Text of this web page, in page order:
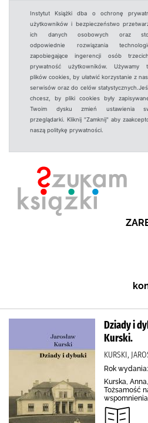
Instytut Książki dba o ochronę
użytkowników i bezpieczeństwo
ich danych osobowych oraz
odpowiednie rozwiązania
zapobiegające ingerencji osób
prywatność użytkowników. Używamy
plików cookies, by ułatwić korzystanie z
serwisów oraz do celów
chcesz, by pliki cookies były
Twoim dysku zmień ustawienia
przeglądarki. Kliknij "Zamknij" aby
naszą politykę prywatności.
Dziady i
Kurski.
KURSKI,
Rok
Kurska,
Tożsamość
wspomnienia